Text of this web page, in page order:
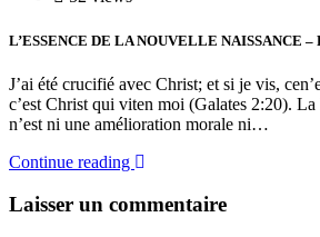
L’ESSENCE DE LA NOUVELLE NAISSANCE –
J’ai été crucifié avec Christ; et si je vis,
c’est Christ qui viten moi (Galates 2:20).
n’est ni une amélioration morale ni…
Continue reading
Laisser un commentaire